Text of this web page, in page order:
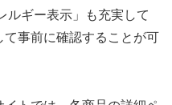
ルギー表示」も充実して
事前に確認することが可